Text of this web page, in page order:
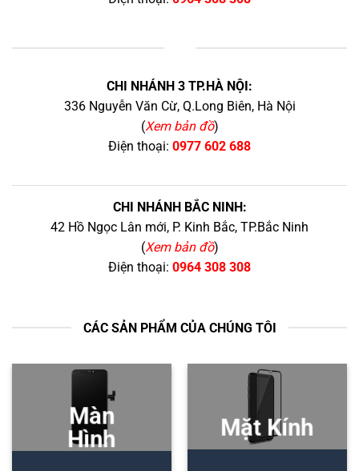
CHI NHÁNH 3 TP.HÀ NỘI:
336 Nguyễn Văn Cừ, Q.Long Biên, Hà Nội
(Xem bản đồ)
Điện thoại: 0977 602 688
CHI NHÁNH BẮC NINH:
42 Hồ Ngọc Lân mới, P. Kinh Bắc, TP.Bắc Ninh
(Xem bản đồ)
Điện thoại: 0964 308 308
CÁC SẢN PHẨM CỦA CHÚNG TÔI
Màn
Hình
Mặt Kính